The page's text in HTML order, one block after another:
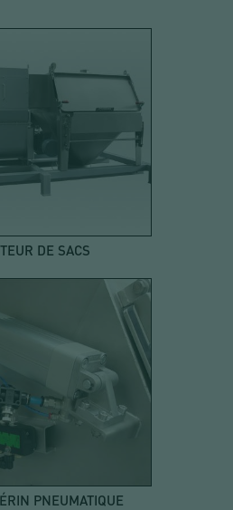
DE SACS
PNEUMATIQUE